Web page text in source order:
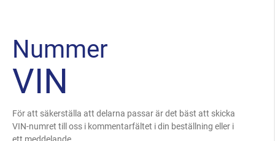
Nummer
VIN
För att säkerställa att delarna passar är det bäst att skicka
VIN-numret till oss i kommentarfältet i din beställning eller i